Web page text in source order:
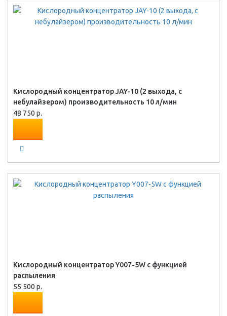
Кислородный концентратор JAY-10 (2 выхода, с
небулайзером) производительность 10 л/мин
48 750 р.
Кислородный концентратор Y007-5W с функцией
распыления
55 500 р.